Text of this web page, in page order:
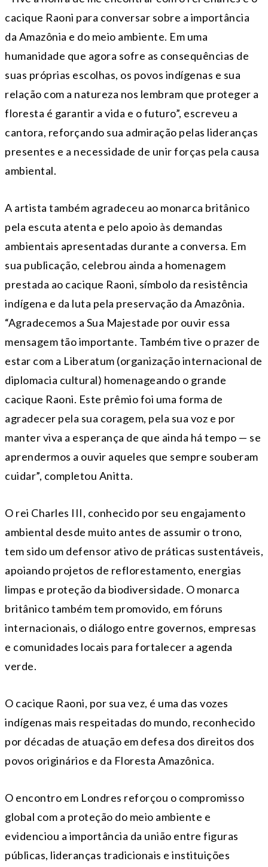
cacique Raoni para conversar sobre a importância
da Amazônia e do meio ambiente. Em uma
humanidade que agora sofre as consequências de
suas próprias escolhas, os povos indígenas e sua
relação com a natureza nos lembram que proteger a
floresta é garantir a vida e o futuro”, escreveu a
cantora, reforçando sua admiração pelas lideranças
presentes e a necessidade de unir forças pela causa
ambiental.
A artista também agradeceu ao monarca britânico
pela escuta atenta e pelo apoio às demandas
ambientais apresentadas durante a conversa. Em
sua publicação, celebrou ainda a homenagem
prestada ao cacique Raoni, símbolo da resistência
indígena e da luta pela preservação da Amazônia.
“Agradecemos a Sua Majestade por ouvir essa
mensagem tão importante. Também tive o prazer de
estar com a Liberatum (organização internacional de
diplomacia cultural) homenageando o grande
cacique Raoni. Este prêmio foi uma forma de
agradecer pela sua coragem, pela sua voz e por
manter viva a esperança de que ainda há tempo — se
aprendermos a ouvir aqueles que sempre souberam
cuidar”, completou Anitta.
O rei Charles III, conhecido por seu engajamento
ambiental desde muito antes de assumir o trono,
tem sido um defensor ativo de práticas sustentáveis,
apoiando projetos de reflorestamento, energias
limpas e proteção da biodiversidade. O monarca
britânico também tem promovido, em fóruns
internacionais, o diálogo entre governos, empresas
e comunidades locais para fortalecer a agenda
verde.
O cacique Raoni, por sua vez, é uma das vozes
indígenas mais respeitadas do mundo, reconhecido
por décadas de atuação em defesa dos direitos dos
povos originários e da Floresta Amazônica.
O encontro em Londres reforçou o compromisso
global com a proteção do meio ambiente e
evidenciou a importância da união entre figuras
públicas, lideranças tradicionais e instituições